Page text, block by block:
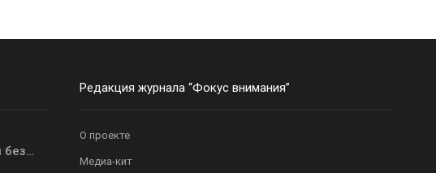
без…
Редакция журнала “Фокус внимания”
О проекте
Медиа-кит